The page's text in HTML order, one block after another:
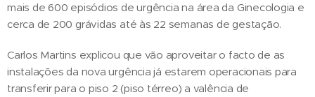
mais de 600 episódios de urgência na área da Ginecologia e
cerca de 200 grávidas até às 22 semanas de gestação.
Carlos Martins explicou que vão aproveitar o facto de as
instalações da nova urgência já estarem operacionais para
transferir para o piso 2 (piso térreo) a valência de